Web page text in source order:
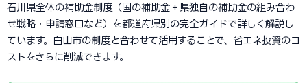
石川県全体の補助金制度（国の補助金＋県独自の補助金の組み合わ
せ戦略・申請窓口など）を都道府県別の完全ガイドで詳しく解説し
ています。白山市の制度と合わせて活用することで、省エネ投資のコ
ストをさらに削減できます。